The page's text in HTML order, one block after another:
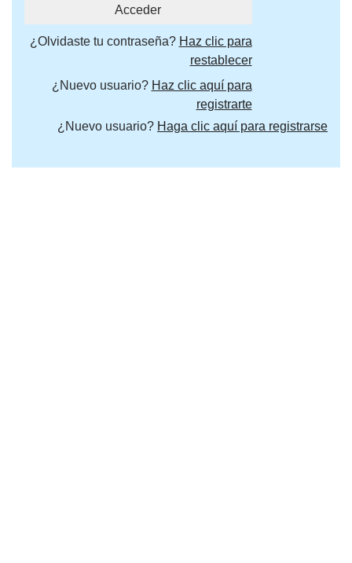
¿Olvidaste tu contraseña? Haz clic para
restablecer
¿Nuevo usuario? Haz clic aquí para
registrarte
¿Nuevo usuario? Haga clic aquí para registrarse